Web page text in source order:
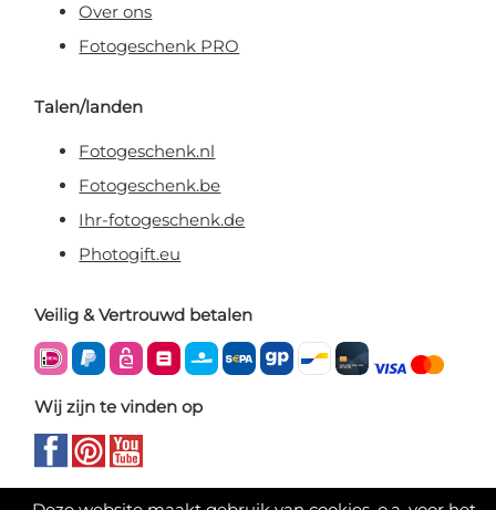
Over ons
Fotogeschenk PRO
Talen/landen
Fotogeschenk.nl
Fotogeschenk.be
Ihr-fotogeschenk.de
Photogift.eu
Veilig & Vertrouwd betalen
Wij zijn te vinden op